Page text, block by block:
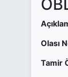
Olası
Tamir